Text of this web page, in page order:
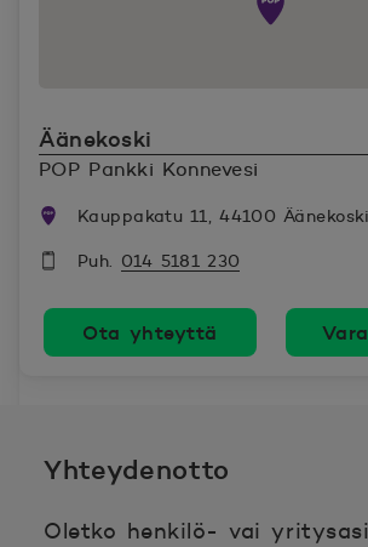
Äänekoski
POP Pankki Konnevesi
Kauppakatu 11, 44100 Äänekoski
Puh. 014 5181 230
Ota yhteyttä
Yhteydenotto
Oletko henkilö- vai